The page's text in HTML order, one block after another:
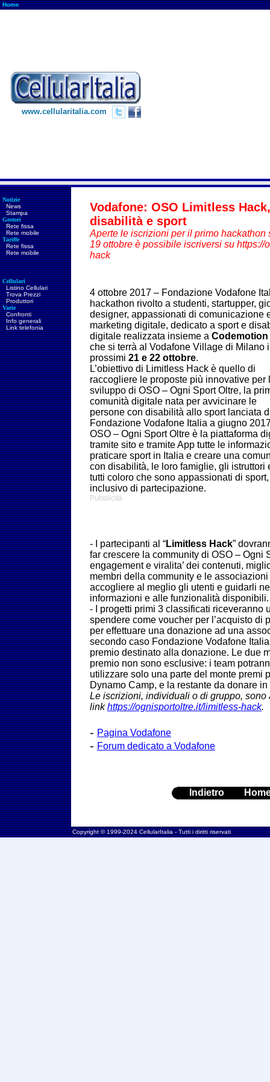
Home
www.cellularitalia.com
Notizie
News
Stampa
Gestori
Rete fissa
Rete mobile
Tariffe
Rete fissa
Rete mobile
Cellulari
Listino Cellulari
Trova Prezzi
Produttori
Varie
Confronti
Info generali
Link telefonia
Vodafone: OSO Limitless
disabilità e sport
Aperte le iscrizioni per il primo
19 ottobre è possibile iscriversi su https://
hack
4 ottobre 2017 – Fondazione Vodafone
hackathon rivolto a studenti, startupper,
designer, appassionati di comunicazione
marketing digitale, dedicato a sport e
digitale realizzata insieme a Codemotion
che si terrà al Vodafone Village di Milano i
prossimi 21 e 22 ottobre.
L’obiettivo di Limitless Hack è quello di
raccogliere le proposte più innovative per
sviluppo di OSO – Ogni Sport Oltre, la
comunità digitale nata per avvicinare le
persone con disabilità allo sport lanciata
Fondazione Vodafone Italia a giugno
OSO – Ogni Sport Oltre è la piattaforma
tramite sito e tramite App tutte le
praticare sport in Italia e creare una
con disabilità, le loro famiglie, gli istruttori
tutti coloro che sono appassionati di
inclusivo di partecipazione.
Pubblicità
- I partecipanti al “Limitless Hack”
far crescere la community di OSO – Ogni
engagement e viralita’ dei contenuti,
membri della community e le
accogliere al meglio gli utenti e guidarli
informazioni e alle funzionalità disponibili.
- I progetti primi 3 classificati riceveranno
spendere come voucher per l’acquisto di
per effettuare una donazione ad una
secondo caso Fondazione Vodafone
premio destinato alla donazione. Le due
premio non sono esclusive: i team
utilizzare solo una parte del monte premi
Dynamo Camp, e la restante da donare
Le iscrizioni, individuali o di gruppo, sono
linkhttps://ognisportoltre.it/limitless-hack.
- Pagina Vodafone
- Forum dedicato a Vodafone
Indietro
Copyright © 1999-2024 CellularItalia - Tutti i diritti riservati